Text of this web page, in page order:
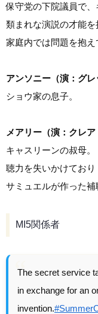
保守党の下院議員で、
類まれな演説の才能
家庭内では問題を抱え
アンソニー（演：グレ
ショウ家の息子。
メアリー（演：クレア
キャスリーンの叔母。
聴力を失いかけており
サミュエルが作った補
MI5関係者
The secret service
in exchange for an
invention.